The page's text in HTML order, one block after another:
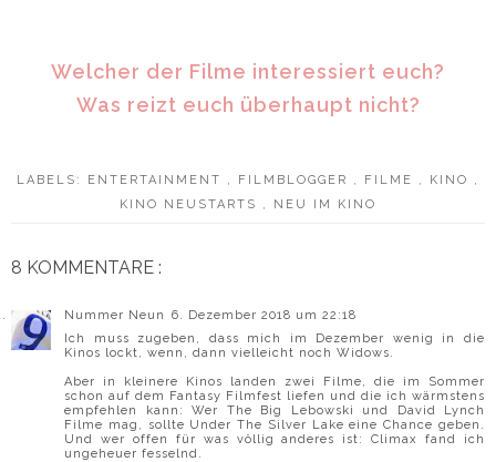
Welcher der Filme interessiert euch?
Was reizt euch überhaupt nicht?
LABELS: ENTERTAINMENT , FILMBLOGGER , FILME , KINO ,
KINO NEUSTARTS , NEU IM KINO
8 KOMMENTARE :
Nummer Neun
6. Dezember 2018 um 22:18
Ich muss zugeben, dass mich im Dezember wenig in die
Kinos lockt, wenn, dann vielleicht noch Widows.
Aber in kleinere Kinos landen zwei Filme, die im Sommer
schon auf dem Fantasy Filmfest liefen und die ich wärmstens
empfehlen kann: Wer The Big Lebowski und David Lynch
Filme mag, sollte Under The Silver Lake eine Chance geben.
Und wer offen für was völlig anderes ist: Climax fand ich
ungeheuer fesselnd.